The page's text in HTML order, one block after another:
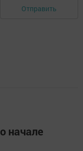
Отправить
начале